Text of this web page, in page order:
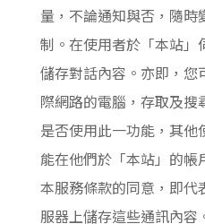
量，不論通知與否，隨
制。在使用者於「本站」
儲存對話內容。亦即，
際網路的電腦，存取及
是否使用此一功能，其
能在他們於「本站」的
本服務條款的同意，即代
服器上儲存這些通訊內容